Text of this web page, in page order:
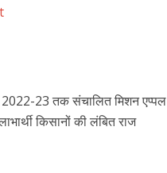
23 तक संचालित मिशन एप्पल
किसानों की लंबित राज